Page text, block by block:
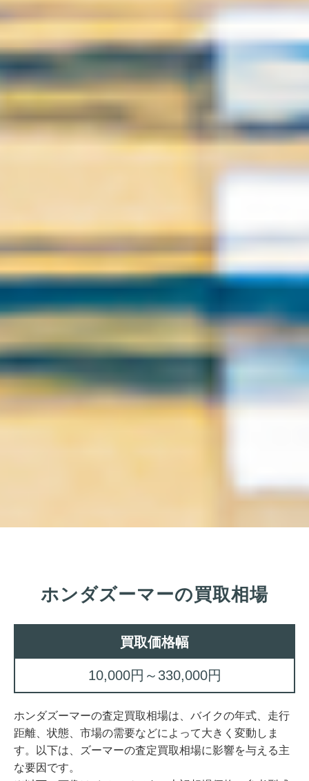
ホンダズーマーの買取相場
買取価格幅
10,000円～330,000円
ホンダズーマーの査定買取相場は、バイクの年式、走行
距離、状態、市場の需要などによって大きく変動しま
す。以下は、ズーマーの査定買取相場に影響を与える主
な要因です。